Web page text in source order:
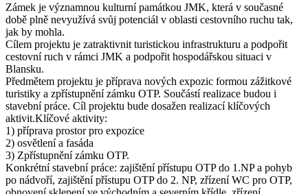
Zámek je významnou kulturní památkou JMK, která v současné
době plně nevyužívá svůj potenciál v oblasti cestovního ruchu tak,
jak by mohla.
Cílem projektu je zatraktivnit turistickou infrastrukturu a podpořit
cestovní ruch v rámci JMK a podpořit hospodářskou situaci v
Blansku.
Předmětem projektu je příprava nových expozic formou zážitkové
turistiky a zpřístupnění zámku OTP. Součástí realizace budou i
stavební práce. Cíl projektu bude dosažen realizací klíčových
aktivit.Klíčové aktivity:
1) příprava prostor pro expozice
2) osvětlení a fasáda
3) Zpřístupnění zámku OTP.
Konkrétní stavební práce: zajištění přístupu OTP do 1.NP a pohyb
po nádvoří, zajištění přístupu OTP do 2. NP, zřízení WC pro OTP,